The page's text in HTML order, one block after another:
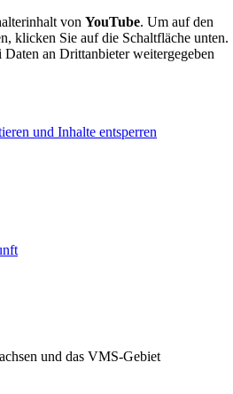
und das VMS-Gebiet
von YouTube. Um auf den
klicken Sie auf die Schaltfläche unten.
Daten an Drittanbieter weitergegeben
und Inhalte entsperren